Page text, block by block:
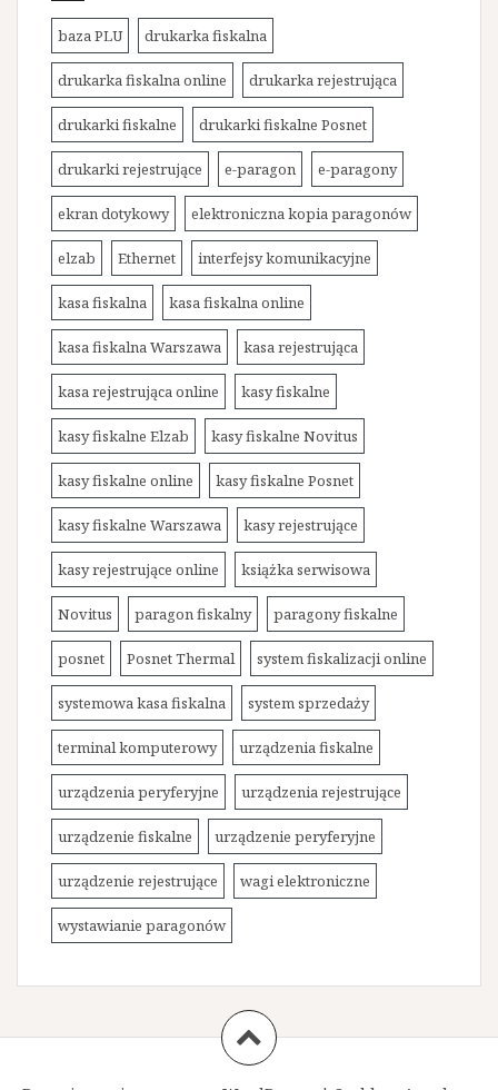
baza PLU drukarka fiskalna
drukarka fiskalna online drukarka rejestrująca
drukarki fiskalne drukarki fiskalne Posnet
drukarki rejestrujące e-paragon e-paragony
ekran dotykowy elektroniczna kopia paragonów
elzab Ethernet interfejsy komunikacyjne
kasa fiskalna kasa fiskalna online
kasa fiskalna Warszawa kasa rejestrująca
kasa rejestrująca online kasy fiskalne
kasy fiskalne Elzab kasy fiskalne Novitus
kasy fiskalne online kasy fiskalne Posnet
kasy fiskalne Warszawa kasy rejestrujące
kasy rejestrujące online książka serwisowa
Novitus paragon fiskalny paragony fiskalne
posnet Posnet Thermal system fiskalizacji online
systemowa kasa fiskalna system sprzedaży
terminal komputerowy urządzenia fiskalne
urządzenia peryferyjne urządzenia rejestrujące
urządzenie fiskalne urządzenie peryferyjne
urządzenie rejestrujące wagi elektroniczne
wystawianie paragonów